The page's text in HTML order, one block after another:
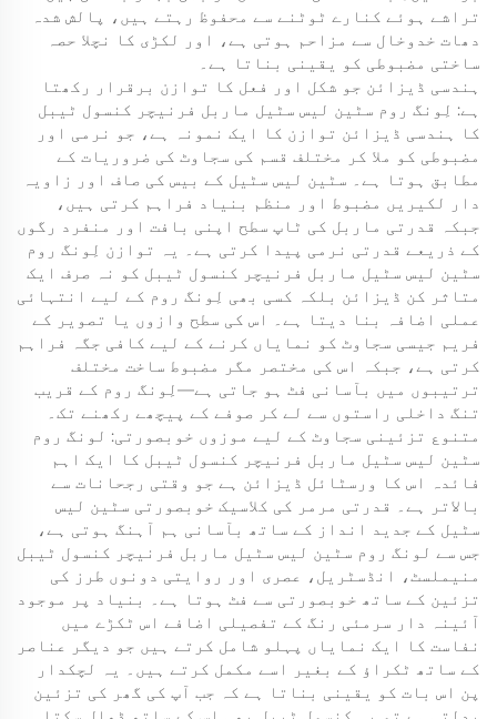
تراشے ہوئے کنارے ٹوٹنے سے محفوظ رہتے ہیں، پالش شدہ
دھات خدوخال سے مزاحم ہوتی ہے، اور لکڑی کا نچلا حصہ
ساختی مضبوطی کو یقینی بناتا ہے۔
ہندسی ڈیزائن جو شکل اور فعل کا توازن برقرار رکھتا
ہے: لِونگ روم سٹین لیس سٹیل ماربل فرنیچر کنسول ٹیبل
کا ہندسی ڈیزائن توازن کا ایک نمونہ ہے، جو نرمی اور
مضبوطی کو ملا کر مختلف قسم کی سجاوٹ کی ضروریات کے
مطابق ہوتا ہے۔ سٹین لیس سٹیل کے بیس کی صاف اور زاویہ
دار لکیریں مضبوط اور منظم بنیاد فراہم کرتی ہیں،
جبکہ قدرتی ماربل کی ٹاپ سطح اپنی بافت اور منفرد رگوں
کے ذریعے قدرتی نرمی پیدا کرتی ہے۔ یہ توازن لِونگ روم
سٹین لیس سٹیل ماربل فرنیچر کنسول ٹیبل کو نہ صرف ایک
متاثر کن ڈیزائن بلکہ کسی بھی لِونگ روم کے لیے انتہائی
عملی اضافہ بنا دیتا ہے۔ اس کی سطح وازوں یا تصویر کے
فریم جیسی سجاوٹ کو نمایاں کرنے کے لیے کافی جگہ فراہم
کرتی ہے، جبکہ اس کی مختصر مگر مضبوط ساخت مختلف
ترتیبوں میں بآسانی فٹ ہو جاتی ہے—لِونگ روم کے قریب
تنگ داخلی راستوں سے لے کر صوفے کے پیچھے رکھنے تک۔
متنوع تزئینی سجاوٹ کے لیے موزوں خوبصورتی: لونگ روم
سٹین لیس سٹیل ماربل فرنیچر کنسول ٹیبل کا ایک اہم
فائدہ اس کا ورسٹائل ڈیزائن ہے جو وقتی رجحانات سے
بالاتر ہے۔ قدرتی مرمر کی کلاسیک خوبصورتی سٹین لیس
سٹیل کے جدید انداز کے ساتھ بآسانی ہم آہنگ ہوتی ہے،
جس سے لونگ روم سٹین لیس سٹیل ماربل فرنیچر کنسول ٹیبل
منیملسٹ، انڈسٹریل، عصری اور روایتی دونوں طرز کی
تزئین کے ساتھ خوبصورتی سے فٹ ہوتا ہے۔ بنیاد پر موجود
آئینہ دار سرمئی رنگ کے تفصیلی اضافے اس ٹکڑے میں
نفاست کا ایک نمایاں پہلو شامل کرتے ہیں جو دیگر عناصر
کے ساتھ ٹکراؤ کے بغیر اسے مکمل کرتے ہیں۔ یہ لچکدار
پن اس بات کو یقینی بناتا ہے کہ جب آپ کی گھر کی تزئین
بدلتی ہے تو یہ کنسول ٹیبل بھی اس کے ساتھ ڈھال سکتا